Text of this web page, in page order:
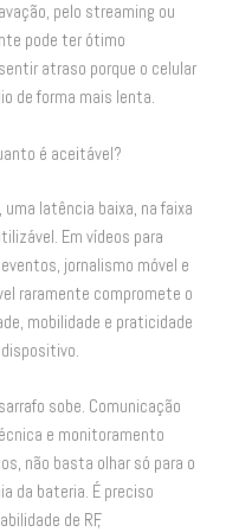
pelo streaming ou
pode ter ótimo
atraso porque o celular
de forma mais lenta.
é aceitável?
, uma latência baixa, na faixa
Em vídeos para
jornalismo móvel e
raramente compromete o
mobilidade e praticidade
sobe. Comunicação
e monitoramento
não basta olhar só para o
da bateria. É preciso
de RF,